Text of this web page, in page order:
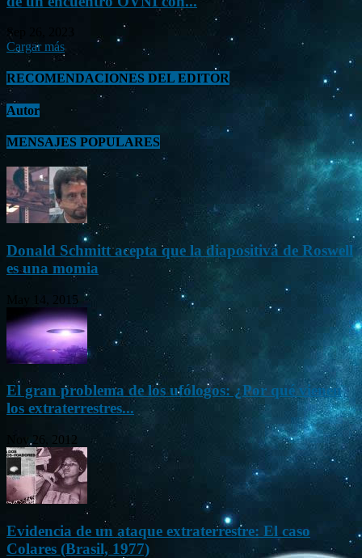
Sep 26, 2023
Cargar más
RECOMENDACIONES DEL EDITOR
Autor
MENSAJES POPULARES
Donald Schmitt acepta que la diapositiva de Roswell
es una momia
May 14, 2015
El gran problema de los ufólogos: ¿Por qué vienen
los extraterrestres...
Nov 26, 2012
Evidencia de un ataque extraterrestre: El caso
Colares (Brasil, 1977)